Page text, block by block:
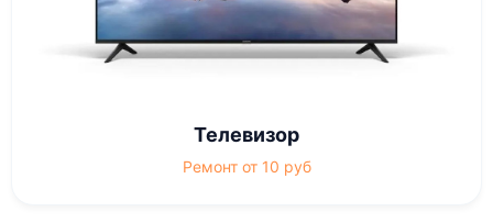
Телевизор
Ремонт от 10 руб